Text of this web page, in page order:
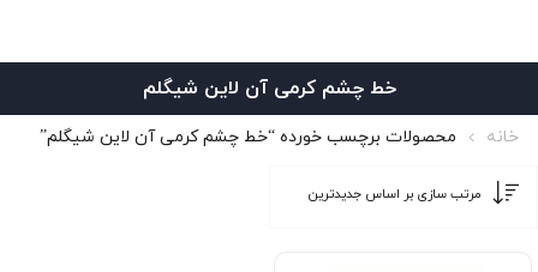
خط چشم کرمی آن لاین شیگلم
خانه محصولات برچسب خورده “خط چشم کرمی آن لاین شیگلم”